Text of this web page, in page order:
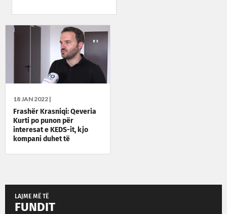
18 JAN 2022 |
Frashër Krasniqi: Qeveria
Kurti po punon për
interesat e KEDS-it, kjo
kompani duhet të
LAJME MË TË
FUNDIT